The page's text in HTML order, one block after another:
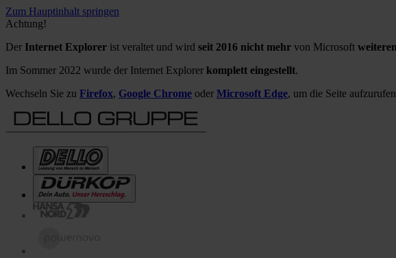
Zum Hauptinhalt springen
Achtung!
Der Internet Explorer ist veraltet und wird seit 2016 nicht mehr von Microsoft
Im Sommer 2022 wurde der Internet Explorer komplett eingestellt.
Wechseln Sie zu Firefox, Google Chrome oder Microsoft Edge, um die Seite